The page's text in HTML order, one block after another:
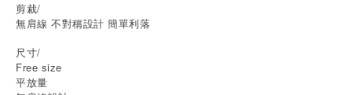
剪裁/
無肩線 不對稱設計 簡單利落
尺寸/
Free size
平放量